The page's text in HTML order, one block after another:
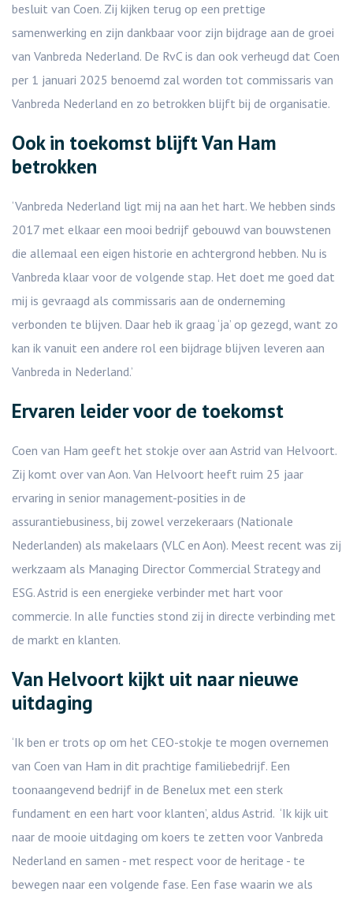
besluit van Coen. Zij kijken terug op een prettige
samenwerking en zijn dankbaar voor zijn bijdrage aan de groei
van Vanbreda Nederland. De RvC is dan ook verheugd dat Coen
per 1 januari 2025 benoemd zal worden tot commissaris van
Vanbreda Nederland en zo betrokken blijft bij de organisatie.
Ook in toekomst blijft Van Ham
betrokken
‘Vanbreda Nederland ligt mij na aan het hart. We hebben sinds
2017 met elkaar een mooi bedrijf gebouwd van bouwstenen
die allemaal een eigen historie en achtergrond hebben. Nu is
Vanbreda klaar voor de volgende stap. Het doet me goed dat
mij is gevraagd als commissaris aan de onderneming
verbonden te blijven. Daar heb ik graag ‘ja’ op gezegd, want zo
kan ik vanuit een andere rol een bijdrage blijven leveren aan
Vanbreda in Nederland.’
Ervaren leider voor de toekomst
Coen van Ham geeft het stokje over aan Astrid van Helvoort.
Zij komt over van Aon. Van Helvoort heeft ruim 25 jaar
ervaring in senior management-posities in de
assurantiebusiness, bij zowel verzekeraars (Nationale
Nederlanden) als makelaars (VLC en Aon). Meest recent was zij
werkzaam als Managing Director Commercial Strategy and
ESG. Astrid is een energieke verbinder met hart voor
commercie. In alle functies stond zij in directe verbinding met
de markt en klanten.
Van Helvoort kijkt uit naar nieuwe
uitdaging
‘Ik ben er trots op om het CEO-stokje te mogen overnemen
van Coen van Ham in dit prachtige familiebedrijf. Een
toonaangevend bedrijf in de Benelux met een sterk
fundament en een hart voor klanten’, aldus Astrid. ‘Ik kijk uit
naar de mooie uitdaging om koers te zetten voor Vanbreda
Nederland en samen - met respect voor de heritage - te
bewegen naar een volgende fase. Een fase waarin we als